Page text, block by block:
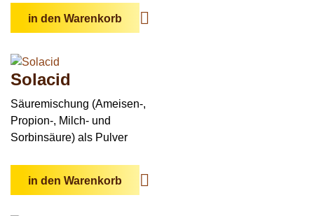
in den Warenkorb
Solacid
Säuremischung (Ameisen-,
Propion-, Milch- und
Sorbinsäure) als Pulver
in den Warenkorb